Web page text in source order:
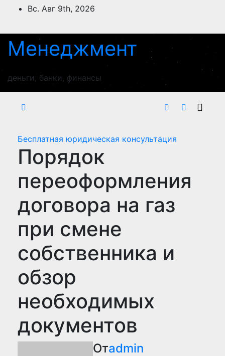
ПерейтиВс. Авг 9th, 2026
Менеджмент
деньги, банки, финансы
Бесплатная юридическая консультация
Порядок
переоформления
договора на газ
при смене
собственника и
обзор
необходимых
документов
Отadmin